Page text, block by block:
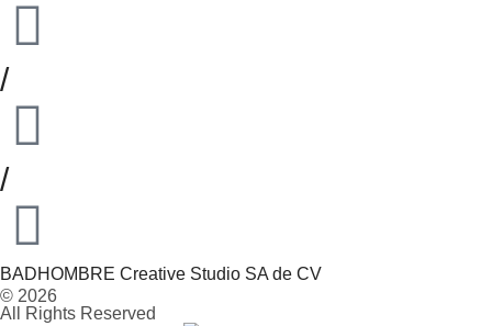
/
/
BADHOMBRE Creative Studio SA de CV
© 2026
All Rights Reserved